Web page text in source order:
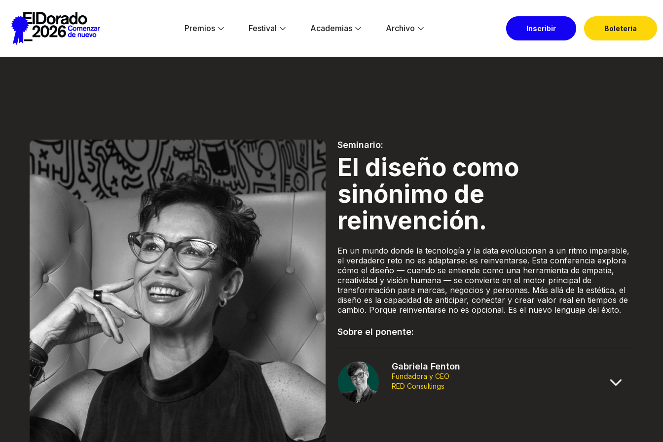
Premios
Festival Academias Archivo Inscribir Boletería
Seminario:
El diseño como
sinónimo de
reinvención.
En un mundo donde la tecnología y la data evolucionan a un ritmo imparable,
el verdadero reto no es adaptarse: es reinventarse. Esta conferencia explora
cómo el diseño — cuando se entiende como una herramienta de empatía,
creatividad y visión humana — se convierte en el motor principal de
transformación para marcas, negocios y personas. Más allá de la estética, el
diseño es la capacidad de anticipar, conectar y crear valor real en tiempos de
cambio. Porque reinventarse no es opcional. Es el nuevo lenguaje del éxito.
Sobre el ponente:
Gabriela Fenton
Fundadora y CEO
RED Consultings